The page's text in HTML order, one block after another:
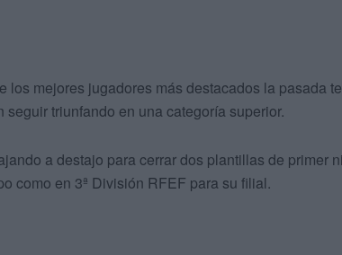
los mejores jugadores más destacados la pasada
seguir triunfando en una categoría superior.
a destajo para cerrar dos plantillas de primer
como en 3ª División RFEF para su filial.